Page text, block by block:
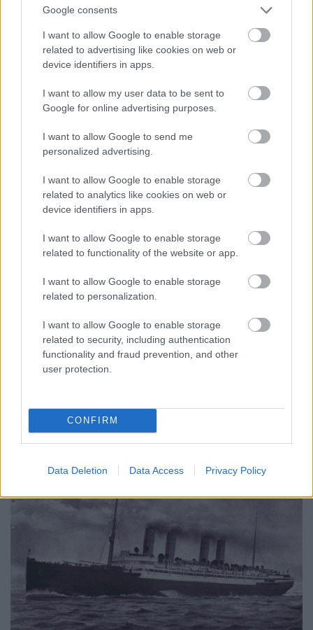
Google consents
I want to allow Google to enable storage
related to advertising like cookies on web or
device identifiers in apps.
I want to allow my user data to be sent to
Google for online advertising purposes.
I want to allow Google to send me
personalized advertising.
I want to allow Google to enable storage
related to analytics like cookies on web or
device identifiers in apps.
I want to allow Google to enable storage
related to functionality of the website or app.
I want to allow Google to enable storage
related to personalization.
I want to allow Google to enable storage
related to security, including authentication
functionality and fraud prevention, and other
user protection.
CONFIRM
Data Deletion Data Access Privacy Policy
Teljesítmény (LE)
37 500
Sebesség (csomó)
16,5
23,36
Bekerülési költség (USD)
Napi tüzelőanyag-fogyasztás
(tonna)
150 572
Tüzelőanyag-kapacitás
4500
600
Utasok (fő)
I. osztály 160
II. osztály
800
III. osztály 1600
Legénység (fő)
250
550
Maximális bevétel (egy
átkelésre telt házzal, posta
nélkül (USD))
143 000
Egy átkelés költsége (USD)
DEUTSCHLAND